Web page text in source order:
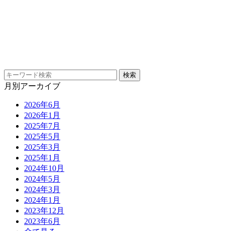
月別アーカイブ
2026年6月
2026年1月
2025年7月
2025年5月
2025年3月
2025年1月
2024年10月
2024年5月
2024年3月
2024年1月
2023年12月
2023年6月